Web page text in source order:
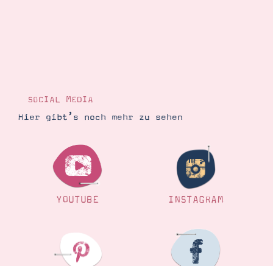
SOCIAL MEDIA
Hier gibt’s noch mehr zu sehen
YOUTUBE INSTAGRAM